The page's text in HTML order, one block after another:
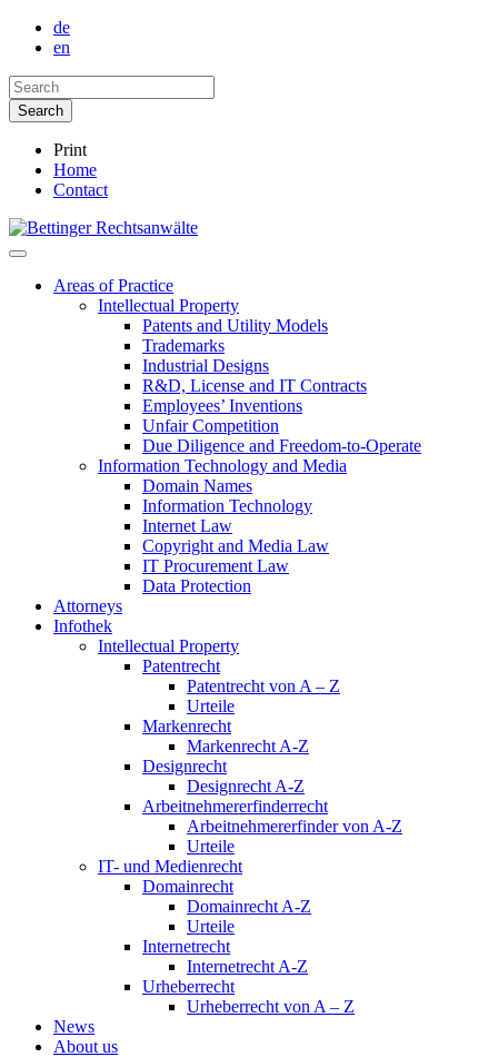
de
en
Print
Home
Contact
Areas of Practice
Intellectual Property
Patents and Utility Models
Trademarks
Industrial Designs
R&D, License and IT Contracts
Employees’ Inventions
Unfair Competition
Due Diligence and Freedom-to-Operate
Information Technology and Media
Domain Names
Information Technology
Internet Law
Copyright and Media Law
IT Procurement Law
Data Protection
Attorneys
Infothek
Intellectual Property
Patentrecht
Patentrecht von A – Z
Urteile
Markenrecht
Markenrecht A-Z
Designrecht
Designrecht A-Z
Arbeitnehmererfinderrecht
Arbeitnehmererfinder von A-Z
Urteile
IT- und Medienrecht
Domainrecht
Domainrecht A-Z
Urteile
Internetrecht
Internetrecht A-Z
Urheberrecht
Urheberrecht von A – Z
News
About us